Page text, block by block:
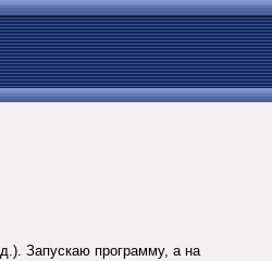
Запускаю программу, а на